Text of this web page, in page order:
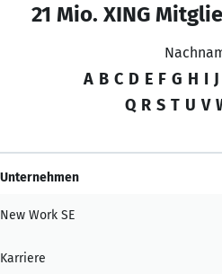
21 Mio. XING
A B C D E F G H I J
Q R S T U V
Unternehmen
New Work SE
Karriere